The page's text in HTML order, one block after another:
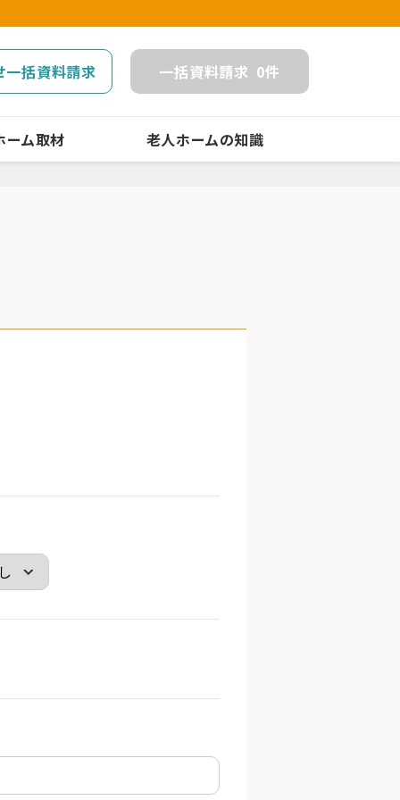
一括資料請求 一括資料請求 0件
ーム取材 老人ホームの知識